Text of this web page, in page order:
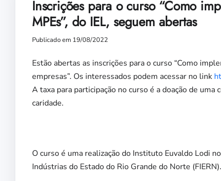
Inscrições para o curso “Como
MPEs”, do IEL, seguem abertas
Publicado em 19/08/2022
Estão abertas as inscrições para o curso “Como
empresas”. Os interessados podem acessar no link
A taxa para participação no curso é a doação de
caridade.
O curso é uma realização do Instituto Euvaldo Lodi
Indústrias do Estado do Rio Grande do Norte (FIERN).